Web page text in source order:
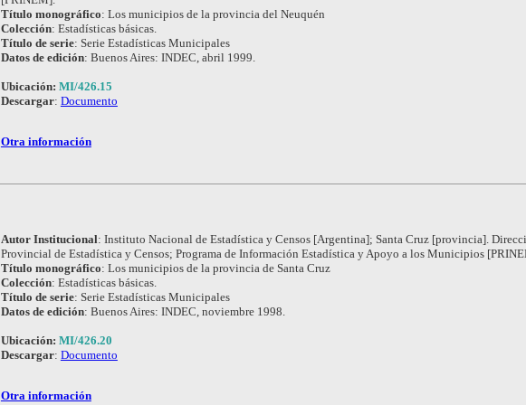
Título monográfico: Los municipios de la provincia del Neuquén
Colección: Estadísticas básicas.
Título de serie: Serie Estadísticas Municipales
Datos de edición: Buenos Aires: INDEC, abril 1999.
Ubicación: MI/426.15
Descargar: Documento
Otra información
Autor Institucional: Instituto Nacional de Estadística y Censos [Argentina]; Santa Cruz [provincia].
Provincial de Estadística y Censos; Programa de Información Estadística y Apoyo a los Municipios
Título monográfico: Los municipios de la provincia de Santa Cruz
Colección: Estadísticas básicas.
Título de serie: Serie Estadísticas Municipales
Datos de edición: Buenos Aires: INDEC, noviembre 1998.
Ubicación: MI/426.20
Descargar: Documento
Otra información